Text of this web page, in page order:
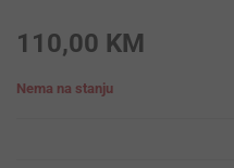
110,00 KM
Nema na stanju